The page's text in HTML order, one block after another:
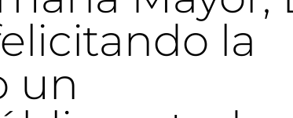
la
un